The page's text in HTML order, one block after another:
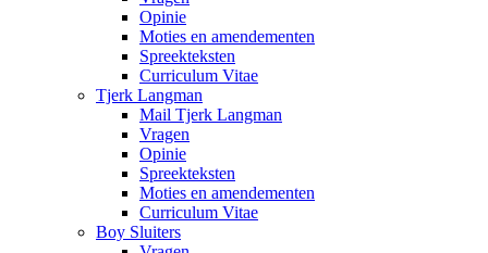
Opinie
Moties en amendementen
Spreekteksten
Curriculum Vitae
Tjerk Langman
Mail Tjerk Langman
Vragen
Opinie
Spreekteksten
Moties en amendementen
Curriculum Vitae
Boy Sluiters